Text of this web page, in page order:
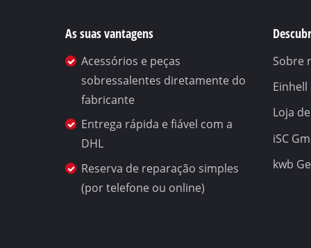
As suas vantagens
Acessórios e peças
sobressalentes diretamente do
fabricante
Entrega rápida e fiável com a
DHL
Reserva de reparação simples
(por telefone ou online)
Sobre
Einhell
Loja
iSC
kwb